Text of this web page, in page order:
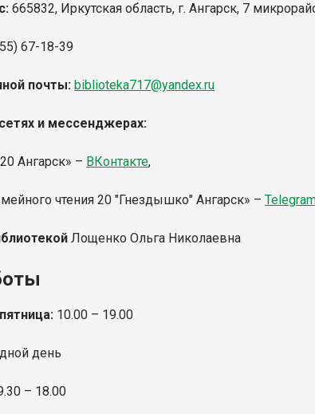
665832, Иркутская область, г. Ангарск, 7
67-18-39
почты: biblioteka717@yandex.ru
и мессенджерах:
Ангарск» – ВКонтакте,
чтения 20 "Гнездышко" Ангарск» –
Лощенко Ольга Николаевна
10.00 – 19.00
день
– 18.00